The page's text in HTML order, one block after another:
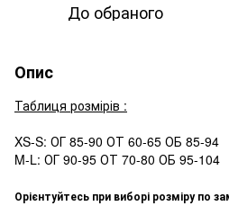
До обраного
Опис
Таблиця розмірів :
XS-S: ОГ 85-90 ОТ 60-65 ОБ 85-94
M-L: ОГ 90-95 ОТ 70-80 ОБ 95-104
Орієнтуйтесь при виборі розміру по